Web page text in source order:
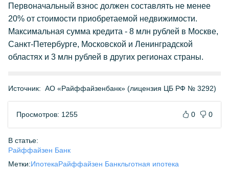
Первоначальный взнос должен составлять не менее
20% от стоимости приобретаемой недвижимости.
Максимальная сумма кредита - 8 млн рублей в Москве,
Санкт-Петербурге, Московской и Ленинградской
областях и 3 млн рублей в других регионах страны.
Источник: АО «Райффайзенбанк» (лицензия ЦБ РФ № 3292)
Просмотров: 1255 0 0
В статье:
Райффайзен Банк
Метки:ИпотекаРайффайзен Банкльготная ипотека